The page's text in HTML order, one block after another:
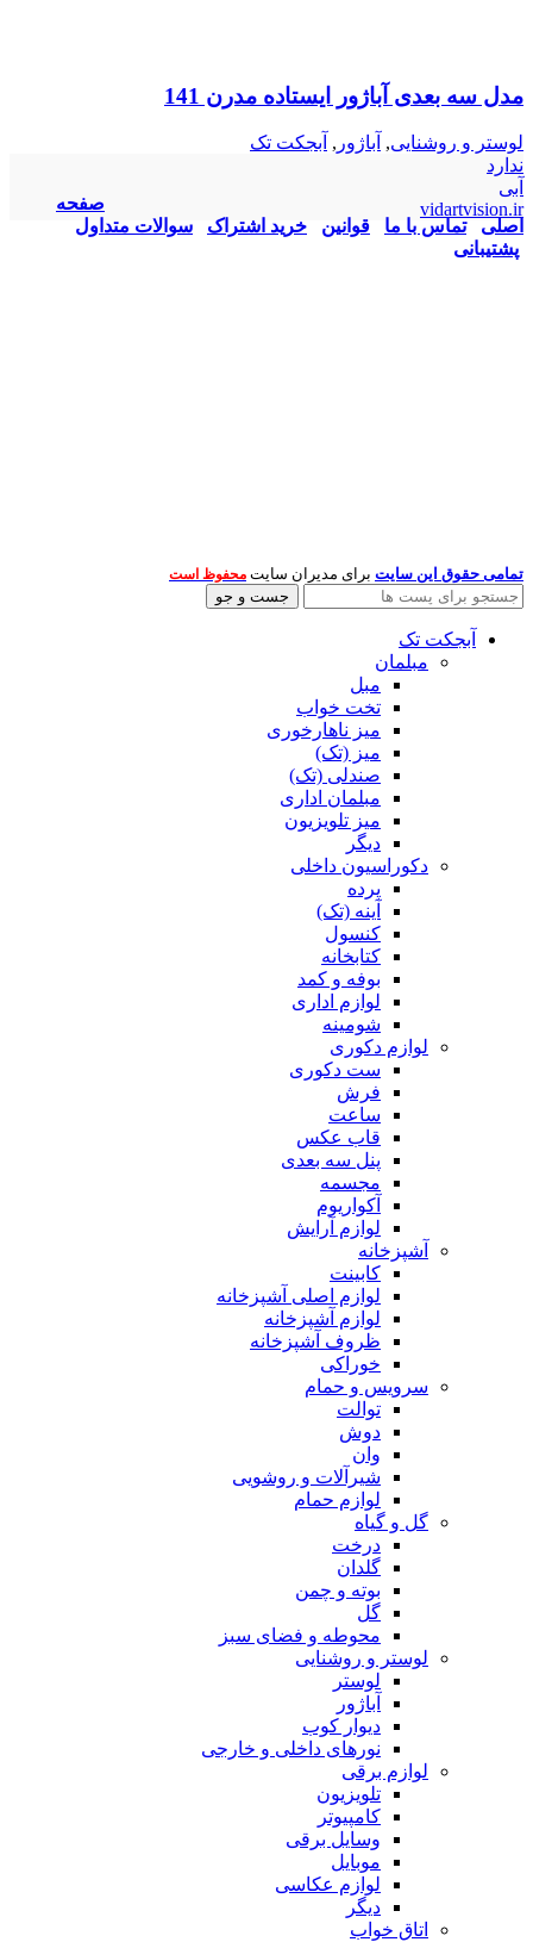
مدل سه بعدی آباژور ایستاده مدرن 141
لوستر و روشنایی, آباژور , آبجکت تک
ندارد
آبی
vidartvision.ir
صفحه
اصلی
تماس با ما قوانین خرید اشتراک
سوالات متداول
پشتیبانی
تمامی حقوق این سایت برای مدیران سایت محفوظ است
جست و جو
آبجکت تک
مبلمان
مبل
تخت خواب
میز ناهارخوری
میز (تک)
صندلی (تک)
مبلمان اداری
میز تلویزیون
دیگر
دکوراسیون داخلی
پرده
آینه (تک)
کنسول
کتابخانه
بوفه و کمد
لوازم اداری
شومینه
لوازم دکوری
ست دکوری
فرش
ساعت
قاب عکس
پنل سه بعدی
مجسمه
آکواریوم
لوازم آرایش
آشپزخانه
کابینت
لوازم اصلی آشپزخانه
لوازم آشپزخانه
ظروف آشپزخانه
خوراکی
سرویس و حمام
توالت
دوش
وان
شیرآلات و روشویی
لوازم حمام
گل و گیاه
درخت
گلدان
بوته و چمن
گل
محوطه و فضای سبز
لوستر و روشنایی
لوستر
آباژور
دیوار کوب
نورهای داخلی و خارجی
لوازم برقی
تلویزیون
کامپیوتر
وسایل برقی
موبایل
لوازم عکاسی
دیگر
اتاق خواب